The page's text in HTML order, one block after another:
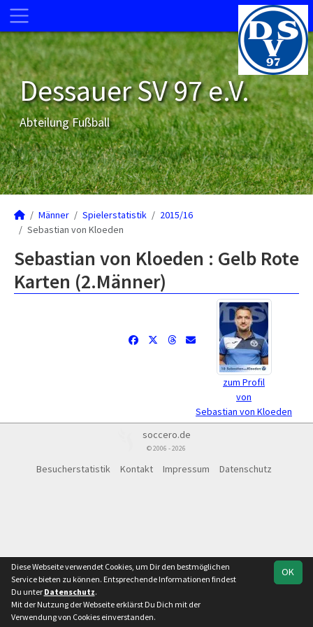
Dessauer SV 97 e.V.
Abteilung Fußball
Männer Spielerstatistik
2015/16
Sebastian von Kloeden
Sebastian von Kloeden : Gelb Rote
Karten (2.Männer)
zum Profil
von
Sebastian von Kloeden
soccero.de
© 2006 - 2026
Besucherstatistik Kontakt Impressum Datenschutz
OK
Diese Webseite verwendet Cookies, um Dir den bestmöglichen
Service bieten zu können. Entsprechende Informationen findest
Du unter Datenschutz.
Mit der Nutzung der Webseite erklärst Du Dich mit der
Verwendung von Cookies einverstanden.